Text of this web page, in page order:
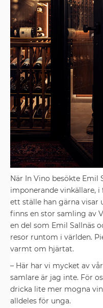
När In Vino besökte Emil
imponerande vin­källare,
ett ställe han gärna visar
finns en stor samling av
en del som Emil Sallnäs
resor runtom i världen.
varmt om hjärtat.
– Här har vi mycket av
samlare är jag inte. För
dricka lite mer mogna
alldeles för unga.